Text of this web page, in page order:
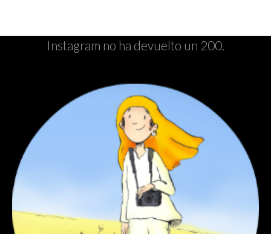
Instagram no ha devuelto un 200.